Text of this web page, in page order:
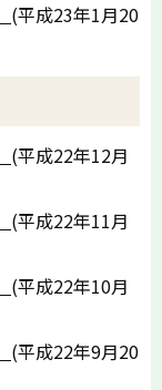
(平成23年1月20
(平成22年12月
(平成22年11月
(平成22年10月
(平成22年9月20